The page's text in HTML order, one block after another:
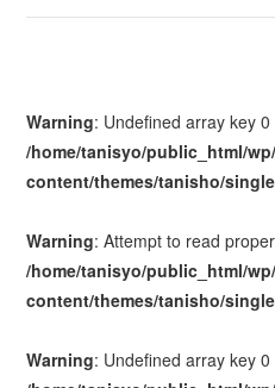
Warning: Undefined array key 0
/home/tanisyo/public_html/
content/themes/tanisho/
Warning: Attempt to read
/home/tanisyo/public_html/
content/themes/tanisho/
Warning: Undefined array key 0